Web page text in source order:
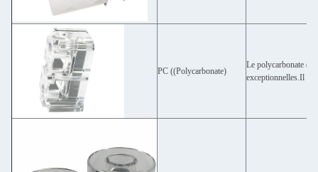
PC ((Polycarbonate)
Le polycarbonate
exceptionnelles.Il